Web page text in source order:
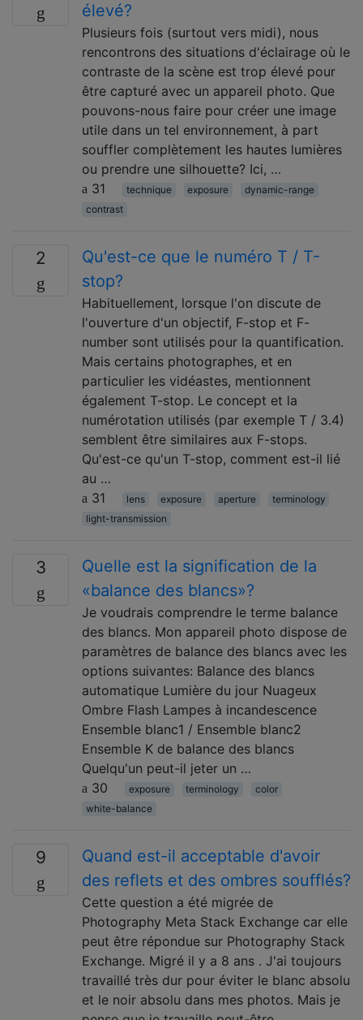
élevé?
Plusieurs fois (surtout vers midi), nous
rencontrons des situations d'éclairage où le
contraste de la scène est trop élevé pour
être capturé avec un appareil photo. Que
pouvons-nous faire pour créer une image
utile dans un tel environnement, à part
souffler complètement les hautes lumières
ou prendre une silhouette? Ici, …
31
technique exposure
dynamic-range
contrast
2
Qu'est-ce que le numéro T / T-
stop?
Habituellement, lorsque l'on discute de
l'ouverture d'un objectif, F-stop et F-
number sont utilisés pour la quantification.
Mais certains photographes, et en
particulier les vidéastes, mentionnent
également T-stop. Le concept et la
numérotation utilisés (par exemple T / 3.4)
semblent être similaires aux F-stops.
Qu'est-ce qu'un T-stop, comment est-il lié
au …
31
lens exposure aperture
terminology
light-transmission
3
Quelle est la signification de la
«balance des blancs»?
Je voudrais comprendre le terme balance
des blancs. Mon appareil photo dispose de
paramètres de balance des blancs avec les
options suivantes: Balance des blancs
automatique Lumière du jour Nuageux
Ombre Flash Lampes à incandescence
Ensemble blanc1 / Ensemble blanc2
Ensemble K de balance des blancs
Quelqu'un peut-il jeter un …
30
exposure terminology
color
white-balance
9
Quand est-il acceptable d'avoir
des reflets et des ombres soufflés?
Cette question a été migrée de
Photography Meta Stack Exchange car elle
peut être répondue sur Photography Stack
Exchange. Migré il y a 8 ans . J'ai toujours
travaillé très dur pour éviter le blanc absolu
et le noir absolu dans mes photos. Mais je